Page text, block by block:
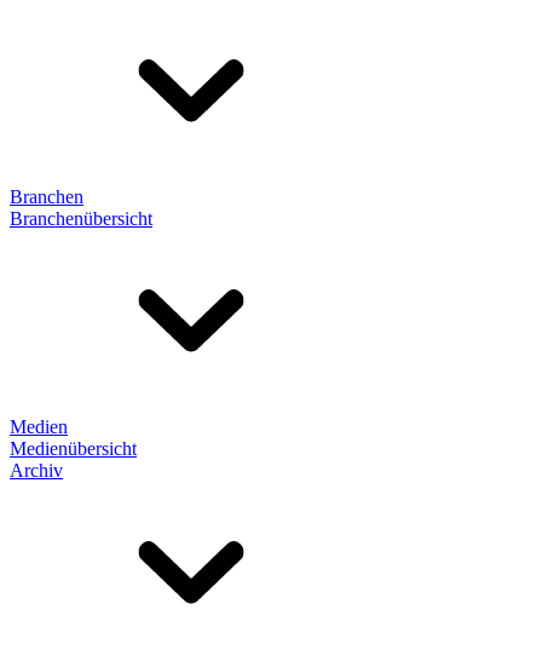
Branchen
Branchenübersicht
Medien
Medienübersicht
Archiv